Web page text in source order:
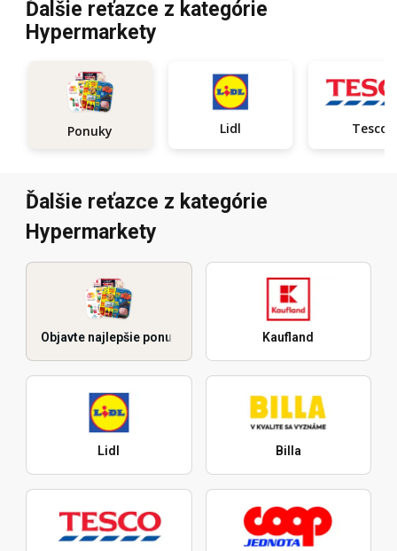
Ďalšie reťazce z kategórie
Hypermarkety
Ponuky Lidl Tesco
Ďalšie reťazce z kategórie
Hypermarkety
Objavte najlepšie ponuky Kaufland
Lidl Billa